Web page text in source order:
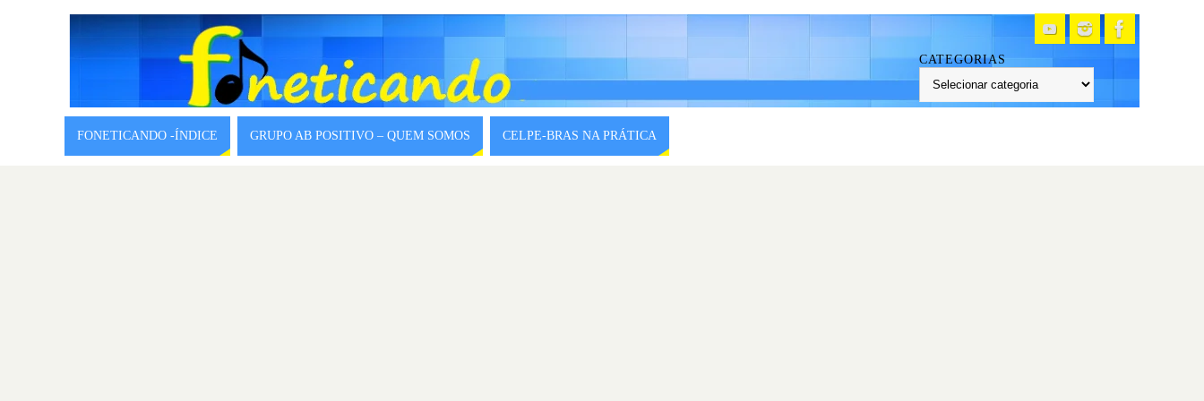
CATEGORIAS
FONETICANDO -ÍNDICE GRUPO AB POSITIVO – QUEM SOMOS CELPE-BRAS NA PRÁTICA